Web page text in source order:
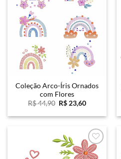
Coleção Arco-Íris Ornados
com Flores
R$44,90 O
original
R$23,60O
atual
R$ 23,60.
Favoritar